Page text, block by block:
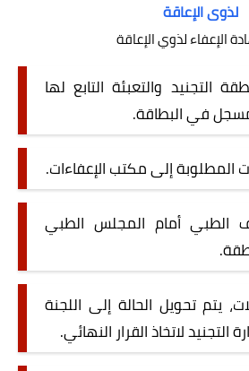
لذوى الإعاقة
الإعفاء لذوي الإعاقة
التجنيد والتعبئة التابع لها
في البطاقة.
المطلوبة إلى مكتب الإعفاءات.
الطبي أمام المجلس الطبي
يتم تحويل الحالة إلى اللجنة
التجنيد لاتخاذ القرار النهائي.